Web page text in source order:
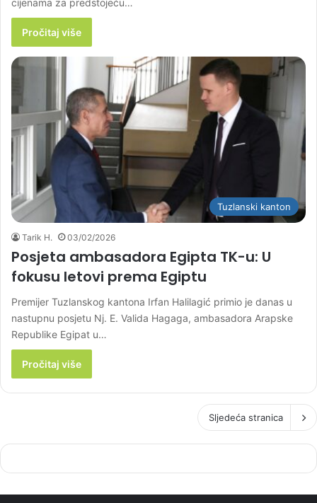
cijenama za predstojeću…
Pročitaj više
Tuzlanski kanton
Tarik H. 03/02/2026
Posjeta ambasadora Egipta TK-u: U
fokusu letovi prema Egiptu
Premijer Tuzlanskog kantona Irfan Halilagić primio je danas u
nastupnu posjetu Nj. E. Valida Hagaga, ambasadora Arapske
Republike Egipat u…
Pročitaj više
Sljedeća stranica